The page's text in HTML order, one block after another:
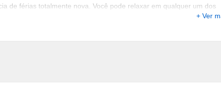
de férias totalmente nova. Você pode relaxar em qualquer um dos
hotéis do complexo, pois oferecem uma variedade de
+ Ver